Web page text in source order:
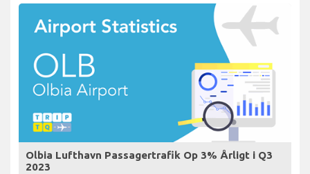
Olbia Lufthavn Passagertrafik Op 3% Årligt i Q3
2023